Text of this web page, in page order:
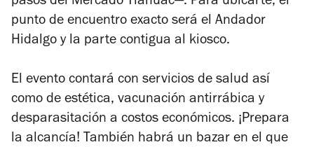
punto de encuentro exacto será el Andador
Hidalgo y la parte contigua al kiosco.
El evento contará con servicios de salud así
como de estética, vacunación antirrábica y
desparasitación a costos económicos. ¡Prepara
la alcancía! También habrá un bazar en el que